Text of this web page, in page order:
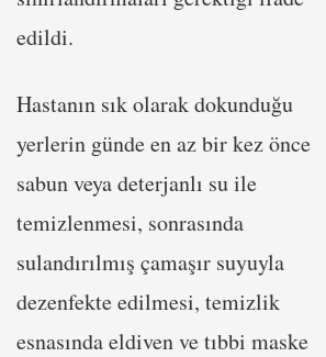
edildi.
Hastanın sık olarak dokunduğu
yerlerin günde en az bir kez önce
sabun veya deterjanlı su ile
temizlenmesi, sonrasında
sulandırılmış çamaşır suyuyla
dezenfekte edilmesi, temizlik
esnasında eldiven ve tıbbi maske